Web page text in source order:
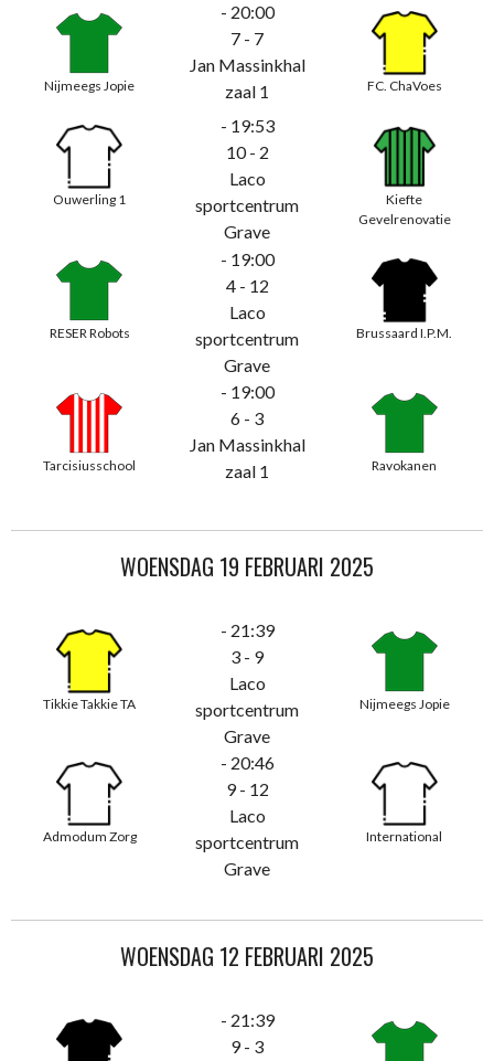
Nijmeegs Jopie
- 20:00
7 - 7
Jan Massinkhal
zaal 1
FC. ChaVoes
Ouwerling 1
- 19:53
10 - 2
Laco
sportcentrum
Grave
Kiefte
Gevelrenovatie
RESER Robots
- 19:00
4 - 12
Laco
sportcentrum
Grave
Brussaard I.P.M.
Tarcisiusschool
- 19:00
6 - 3
Jan Massinkhal
zaal 1
Ravokanen
WOENSDAG 19 FEBRUARI 2025
Tikkie Takkie TA
- 21:39
3 - 9
Laco
sportcentrum
Grave
Nijmeegs Jopie
Admodum Zorg
- 20:46
9 - 12
Laco
sportcentrum
Grave
International
WOENSDAG 12 FEBRUARI 2025
- 21:39
9 - 3